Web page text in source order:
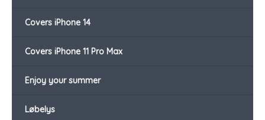
Covers iPhone 14
Covers iPhone 11 Pro Max
Enjoy your summer
Løbelys